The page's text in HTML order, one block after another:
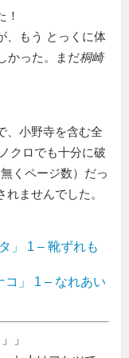
！
、もう とっくに体
かった。まだ桐崎
、小野寺を含む全
クロでも十分に破
くページ数）だっ
ませんでした。
」 1 – 靴ずれも
コ」 1 – なれあい
」